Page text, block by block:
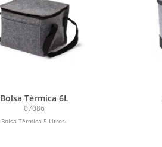
Bolsa Térmica 6L
07086
Bolsa Térmica 5 Litros.